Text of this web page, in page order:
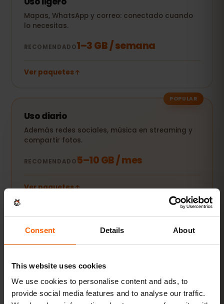
Consent Details About
This website uses cookies
We use cookies to personalise content and ads, to
provide social media features and to analyse our traffic.
Mapas, WhatsApp y correo: conectado cuando
lo necesitas.
RECOMENDADO1–3 GB / semana
Ver paquetes
POPULAR
Uso diario
Además redes sociales, música en streaming y
compartir fotos.
RECOMENDADO5–10 GB / mes
Ver paquetes
Streaming y hotspot
Vídeos, videollamadas y conexión para tu
20 GB+ o Ilimitado
Ver paquetes